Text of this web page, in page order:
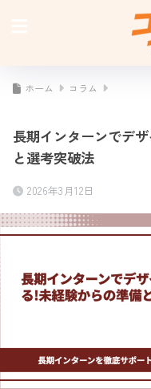
ホーム コラム
長期インターンでデ
と選考突破法
2026年3月12日